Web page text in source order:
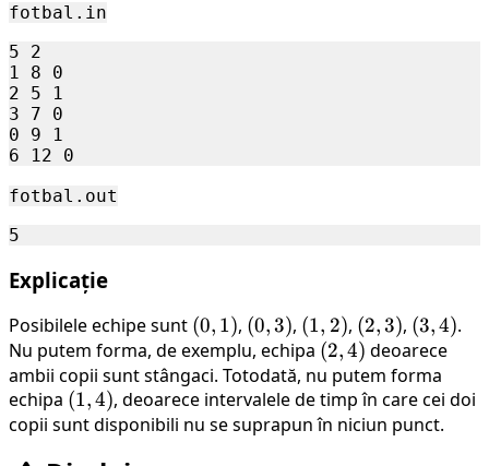
fotbal.in
5 2
1 8 0
2 5 1
3 7 0
0 9 1
fotbal.out
Explicație
Posibilele echipe sunt (0,
1)
(0, 1), (0,
3)
(0, 3), (1,
2)
(1, 2), (2,
3)
(2,3), (3,
4)
(3,4).
Nu putem forma, de exemplu, echipa (2,
4)
(2,4) deoarece
ambii copii sunt stângaci. Totodată, nu putem forma
echipa (1,
4)
(1,4), deoarece intervalele de timp în care cei doi
copii sunt disponibili nu se suprapun în niciun punct.